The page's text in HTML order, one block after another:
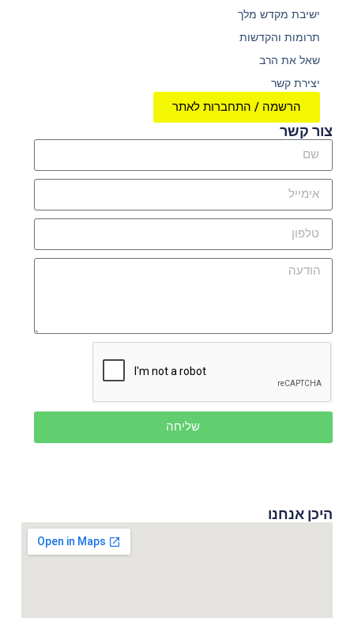
ישיבת מקדש מלך
תרומות והקדשות
שאל את הרב
יצירת קשר
הרשמה / התחברות לאתר
צור קשר
שליחה
היכן אנחנו